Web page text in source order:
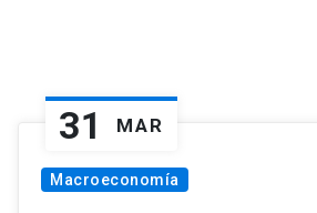
31 MAR
Macroeconomía